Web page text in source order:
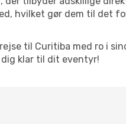
hvilket gør dem til det
til Curitiba med ro i
klar til dit eventyr!